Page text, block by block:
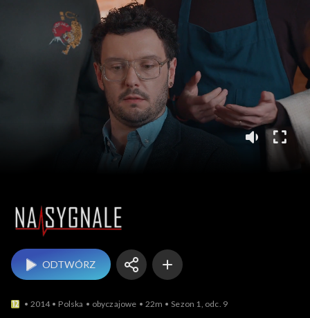
Na sygnale
ODTWÓRZ
2014 Polska obyczajowe 22m Sezon 1, odc. 9